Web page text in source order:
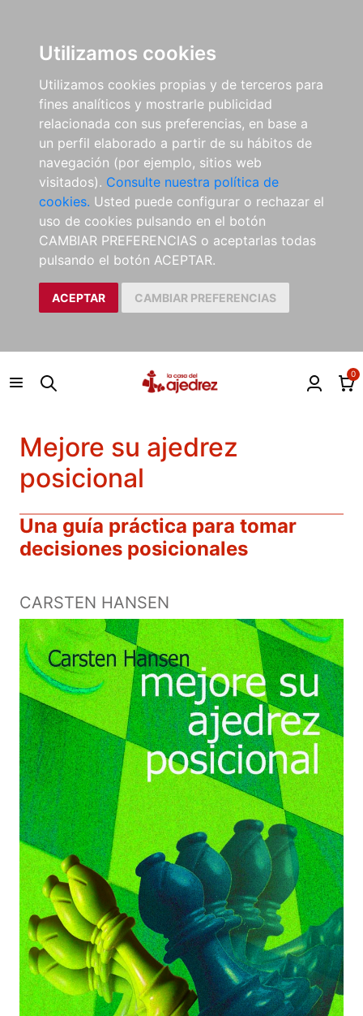
Utilizamos cookies
Utilizamos cookies propias y de terceros para
fines analíticos y mostrarle publicidad
relacionada con sus preferencias, en base a
un perfil elaborado a partir de su hábitos de
navegación (por ejemplo, sitios web
visitados). Consulte nuestra política de
cookies. Usted puede configurar o rechazar el
uso de cookies pulsando en el botón
CAMBIAR PREFERENCIAS o aceptarlas todas
pulsando el botón ACEPTAR.
ACEPTAR CAMBIAR PREFERENCIAS
0
Mejore su ajedrez
posicional
Una guía práctica para tomar
decisiones posicionales
CARSTEN HANSEN